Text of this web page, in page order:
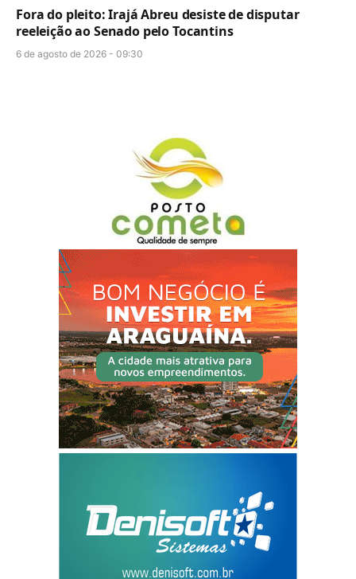
Fora do pleito: Irajá Abreu desiste de disputar
reeleição ao Senado pelo Tocantins
6 de agosto de 2026 - 09:30